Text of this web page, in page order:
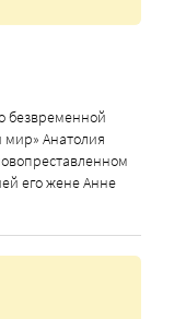
безвременной
мир» Анатолия
его жене Анне